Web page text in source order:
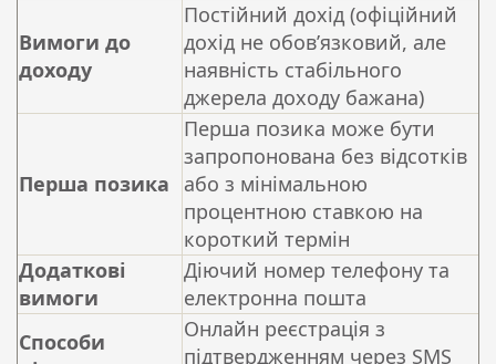
Вимоги до
доходу
Постійний дохід (офіційний
дохід не обов’язковий, але
наявність стабільного
джерела доходу бажана)
Перша позика
Перша позика може бути
запропонована без відсотків
або з мінімальною
процентною ставкою на
короткий термін
Додаткові
вимоги
Діючий номер телефону та
електронна пошта
Способи
Онлайн реєстрація з
підтвердженням через SMS